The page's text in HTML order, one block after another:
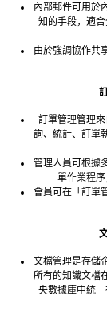
內部郵件可用於
知的手段，適
由於強調協作共
訂單管理管理
詢、統計、訂單
管理人員可根據
單作業程序
會員可在「訂單
文檔管理是存儲
所有的知識文檔
央數據庫中統